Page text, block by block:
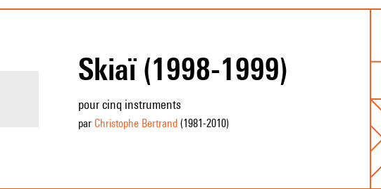
Skiaï (1998-1999)
pour cinq instruments
par Christophe Bertrand(1981-2010)